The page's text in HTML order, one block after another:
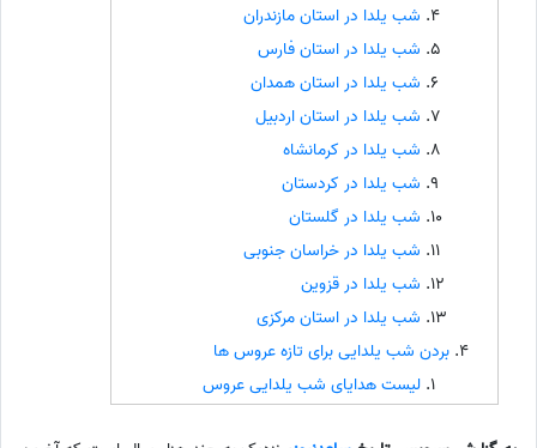
شب یلدا در استان مازندران
شب یلدا در استان فارس
شب یلدا در استان همدان
شب یلدا در استان اردبیل
شب یلدا در کرمانشاه
شب یلدا در کردستان
شب یلدا در گلستان
شب یلدا در خراسان جنوبی
شب یلدا در قزوین
شب یلدا در استان مرکزی
بردن شب یلدایی برای تازه عروس ها
لیست هدایای شب یلدایی عروس